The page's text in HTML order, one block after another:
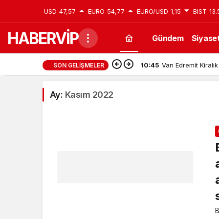
USD 47,57 EURO 54,77 EURO/USD 1,15 BIST
HABERVİP Gündem
SON GELIŞMELER 10:45 Van Edremit
Ay: Kasım 2022